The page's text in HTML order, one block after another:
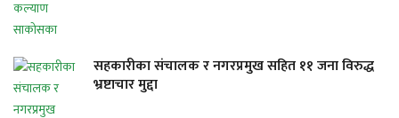
सहकारीका संचालक र नगरप्रमुख सहित ११ जना विरुद्ध
भ्रष्टाचार मुद्दा